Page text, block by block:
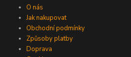
O nás
Jak nakupovat
Obchodní podmínky
Způsoby platby
Doprava